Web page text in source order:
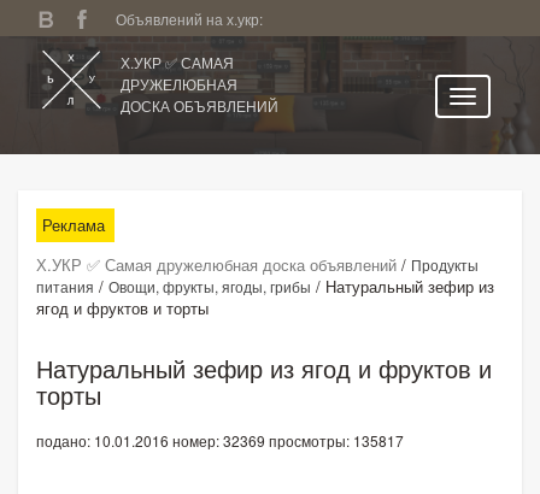
Объявлений на х.укр:
Х.УКР ✅ САМАЯ
ДРУЖЕЛЮБНАЯ
ДОСКА ОБЪЯВЛЕНИЙ
Все регионы
Категории
Избранное
Личный кабинет
Поиск по сайту
Реклама
Х.УКР ✅ Самая дружелюбная доска объявлений / Продукты
питания / Овощи, фрукты, ягоды, грибы / Натуральный зефир из
ягод и фруктов и торты
Натуральный зефир из ягод и фруктов и
торты
подано: 10.01.2016 номер: 32369 просмотры: 135817